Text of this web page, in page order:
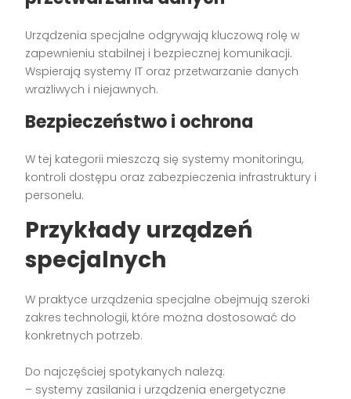
Urządzenia specjalne odgrywają kluczową rolę w
zapewnieniu stabilnej i bezpiecznej komunikacji.
Wspierają systemy IT oraz przetwarzanie danych
wrażliwych i niejawnych.
Bezpieczeństwo i ochrona
W tej kategorii mieszczą się systemy monitoringu,
kontroli dostępu oraz zabezpieczenia infrastruktury i
personelu.
Przykłady urządzeń
specjalnych
W praktyce urządzenia specjalne obejmują szeroki
zakres technologii, które można dostosować do
konkretnych potrzeb.
Do najczęściej spotykanych należą:
– systemy zasilania i urządzenia energetyczne